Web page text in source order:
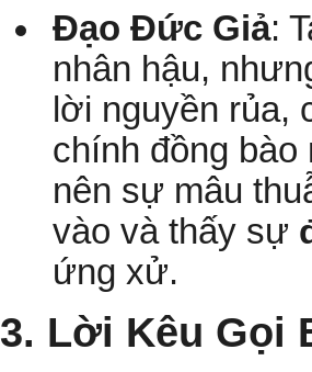
Đạo Đức Giả:
nhân hậu,
lời nguyền rủa,
chính đồng bào
nên sự mâu
vào và thấy sự
ứng xử.
3. Lời Kêu Gọi